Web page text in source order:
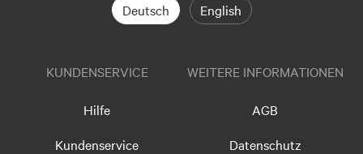
Deutsch English
KUNDENSERVICE
Hilfe
Kundenservice
WEITERE INFORMATIONEN
AGB
Datenschutz